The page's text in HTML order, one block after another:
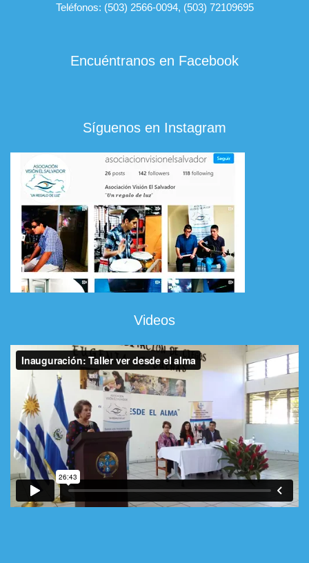
Teléfonos: (503) 2566-0094, (503) 72109695
Encuéntranos en Facebook
Síguenos en Instagram
Videos